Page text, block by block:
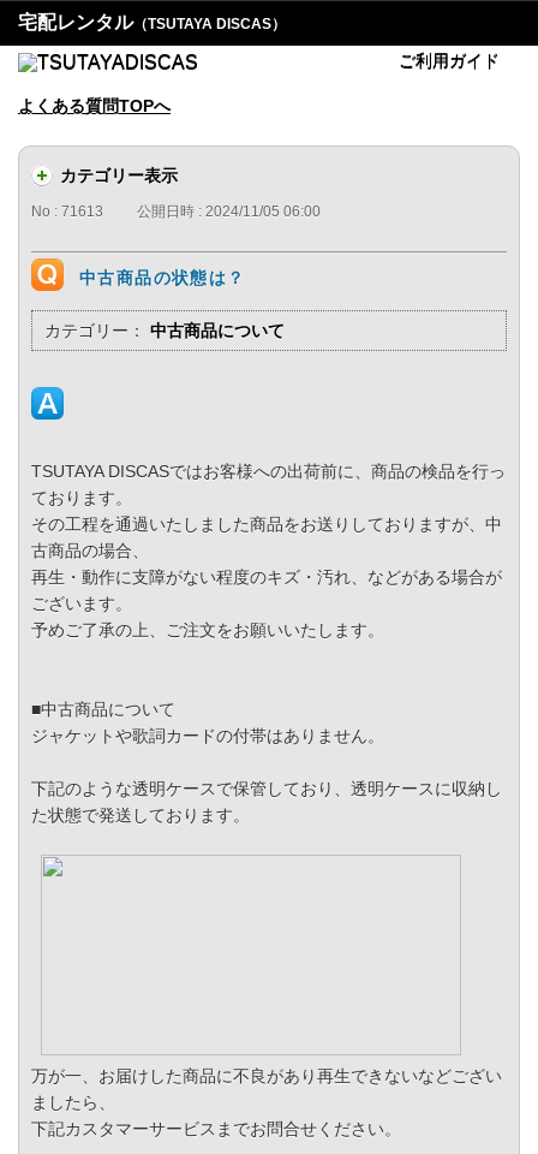
宅配レンタル（TSUTAYA DISCAS）
ご利用ガイド
よくある質問TOPへ
カテゴリー表示
No : 71613 公開日時 : 2024/11/05 06:00
中古商品の状態は？
カテゴリー： 中古商品について
TSUTAYA DISCASではお客様への出荷前に、商品の検品を行っ
ております。
その工程を通過いたしました商品をお送りしておりますが、中
古商品の場合、
再生・動作に支障がない程度のキズ・汚れ、などがある場合が
ございます。
予めご了承の上、ご注文をお願いいたします。
■中古商品について
ジャケットや歌詞カードの付帯はありません。
下記のような透明ケースで保管しており、透明ケースに収納し
た状態で発送しております。
万が一、お届けした商品に不良があり再生できないなどござい
ましたら、
下記カスタマーサービスまでお問合せください。